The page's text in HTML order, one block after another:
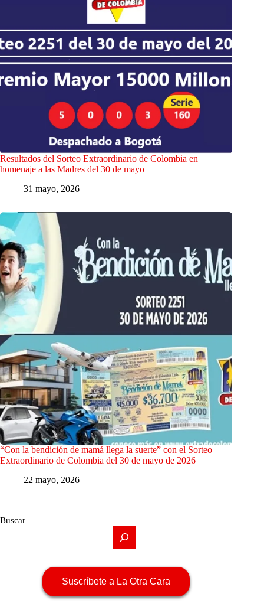
Resultados del Sorteo Extraordinario de Colombia en
homenaje a las Madres del 30 de mayo
31 mayo, 2026
“Con la bendición de mamá llega la suerte” con el Sorteo
Extraordinario de Colombia del 30 de mayo de 2026
22 mayo, 2026
Buscar
Suscríbete a La Otra Cara